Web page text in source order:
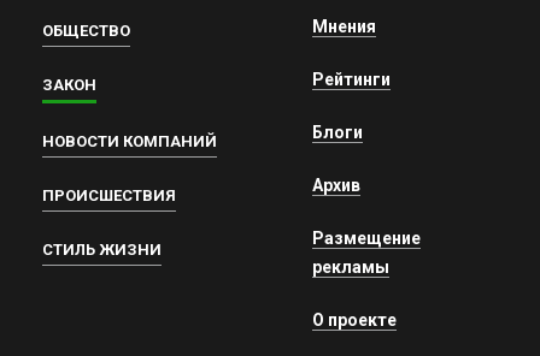
ОБЩЕСТВО
ЗАКОН
НОВОСТИ КОМПАНИЙ
ПРОИСШЕСТВИЯ
СТИЛЬ ЖИЗНИ
Мнения
Рейтинги
Блоги
Архив
Размещение
рекламы
О проекте